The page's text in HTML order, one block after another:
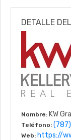
DETALLE
Nombre: KW
Teléfono:
Web: https://